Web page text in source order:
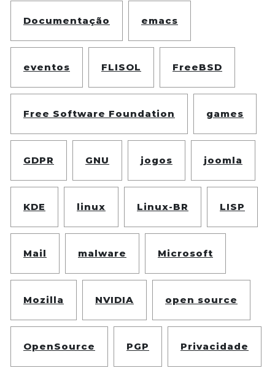
Documentação emacs
eventos FLISOL FreeBSD
Free Software Foundation games
GDPR GNU jogos joomla
KDE linux Linux-BR LISP
Mail malware Microsoft
Mozilla NVIDIA open source
OpenSource PGP Privacidade